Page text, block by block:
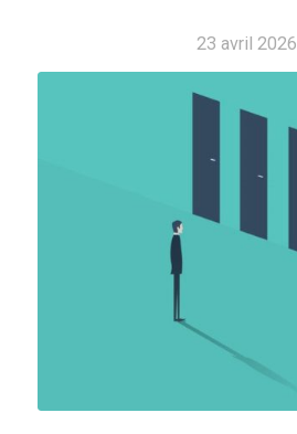
23 avril 2026